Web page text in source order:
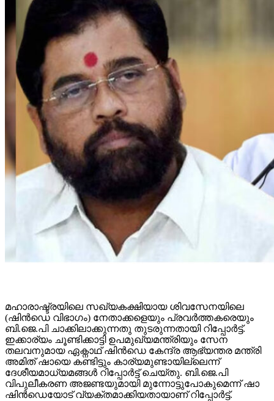
മഹാരാഷ്ട്രയിലെ സഖ്യകക്ഷിയായ ശിവസേനയിലെ
(ഷിന്‍ഡെ വിഭാഗം) നേതാക്കളെയും പ്രവര്‍ത്തകരെയും
ബി.ജെ.പി ചാക്കിലാക്കുന്നതു തുടരുന്നതായി റിപ്പോര്‍ട്ട്.
ഇക്കാര്യം ചൂണ്ടിക്കാട്ടി ഉപമുഖ്യമന്ത്രിയും സേന
തലവനുമായ ഏക്നാഥ് ഷിന്‍ഡെ കേന്ദ്ര ആഭ്യന്തര മന്ത്രി
അമിത് ഷായെ കണ്ടിട്ടും കാര്യമുണ്ടായില്ലെന്ന്
ദേശീയമാധ്യമങ്ങള്‍ റിപ്പോര്‍ട്ട് ചെയ്തു. ബി.ജെ.പി
വിപുലീകരണ അജണ്ടയുമായി മുന്നോട്ടുപോകുമെന്ന് ഷാ
ഷിന്‍ഡെയോട് വ്യക്തമാക്കിയതായാണ് റിപ്പോര്‍ട്ട്.